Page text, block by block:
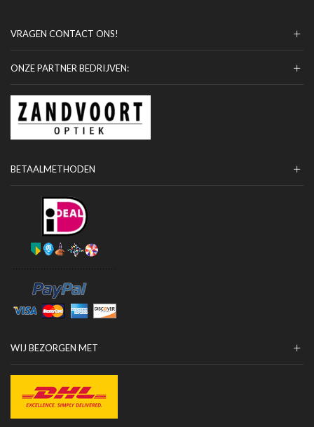
VRAGEN CONTACT ONS!
ONZE PARTNER BEDRIJVEN:
BETAALMETHODEN
WIJ BEZORGEN MET